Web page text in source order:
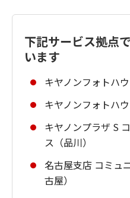
下記サービス拠点
います
キヤノンフォトハ
キヤノンフォトハ
キヤノンプラザ S
ス（品川）
名古屋支店 コミュ
古屋）